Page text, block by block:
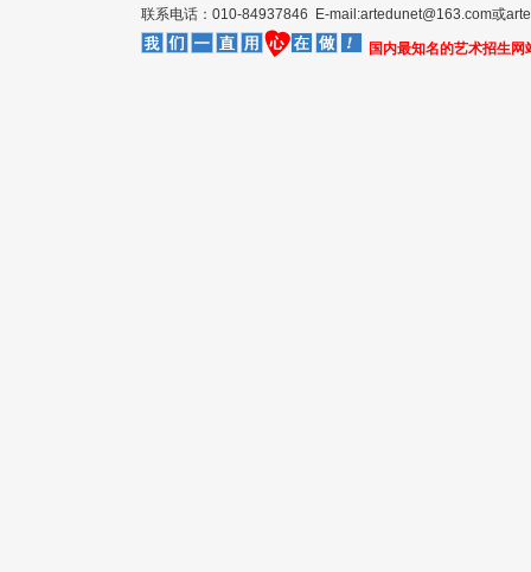
联系电话：010-84937846 E-mail:artedunet@163.com或
国内最知名的艺术招生